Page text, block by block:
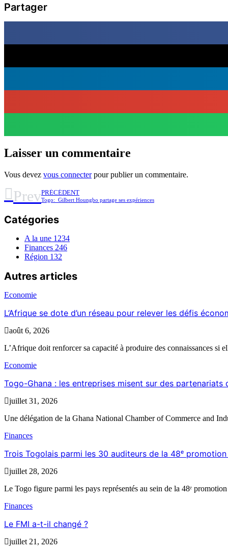
Partager
Laisser un commentaire
Vous devez vous connecterpour publier un commentaire.
PrevPRÉCÉDENT
Togo: Gilbert Houngbo partage ses expériences
Catégories
A la une 1234
Finances 246
Région 132
Autres articles
Economie
L’Afrique se dote d’un réseau pour relever les défis
août 6, 2026
L’Afrique doit renforcer sa capacité à produire des connaissances si
Economie
Togo-Ghana : les entreprises misent sur des
juillet 31, 2026
Une délégation de la Ghana National Chamber of Commerce and
Finances
Trois Togolais parmi les 30 auditeurs de la 48ᵉ promotion
juillet 28, 2026
Le Togo figure parmi les pays représentés au sein de la 48ᵉ
Finances
Le FMI a-t-il changé ?
juillet 21, 2026